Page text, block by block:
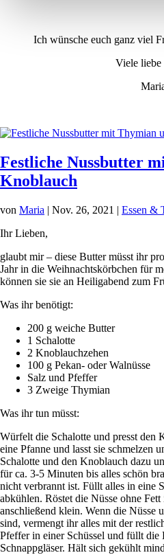
Ich wünsche euch ganz viel
Viele liebe
Festliche Nussbutter
Knoblauch
von Maria | Nov. 26, 2021 | Essen &
Ihr Lieben,
glaubt mir – diese Butter müsst ihr
Jahr in die Weihnachtskörbchen für
können sie sie an Heiligabend zum
Was ihr benötigt:
200 g weiche Butter
1 Schalotte
2 Knoblauchzehen
100 g Pekan- oder Walnüsse
Salz und Pfeffer
3 Zweige Thymian
Was ihr tun müsst:
Würfelt die Schalotte und presst den
eine Pfanne und lasst sie schmelzen
Schalotte und den Knoblauch dazu
für ca. 3-5 Minuten bis alles schön
nicht verbrannt ist. Füllt alles in eine
abkühlen. Röstet die Nüsse ohne
anschließend klein. Wenn die Nüsse
sind, vermengt ihr alles mit der
Pfeffer in einer Schüssel und füllt die
Schnappgläser. Hält sich gekühlt